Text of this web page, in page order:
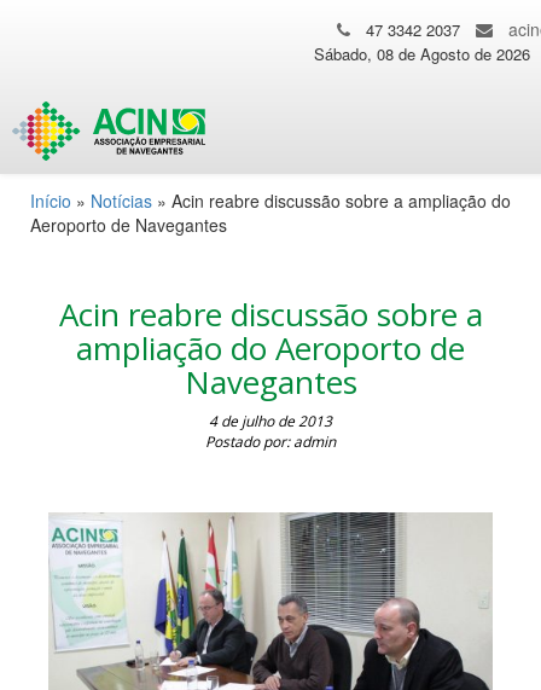
47 3342 2037
Sábado, 08 de Agosto de 2026
Início » Notícias » Acin reabre discussão sobre a ampliação do
Aeroporto de Navegantes
Acin reabre discussão sobre a
ampliação do Aeroporto de
Navegantes
4 de julho de 2013
Postado por: admin